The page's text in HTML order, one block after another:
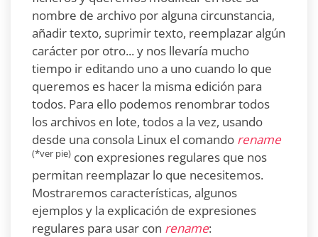
nombre de archivo por alguna circunstancia,
añadir texto, suprimir texto, reemplazar algún
carácter por otro... y nos llevaría mucho
tiempo ir editando uno a uno cuando lo que
queremos es hacer la misma edición para
todos. Para ello podemos renombrar todos
los archivos en lote, todos a la vez, usando
desde una consola Linux el comando rename
(*ver pie) con expresiones regulares que nos
permitan reemplazar lo que necesitemos.
Mostraremos características, algunos
ejemplos y la explicación de expresiones
regulares para usar con rename: